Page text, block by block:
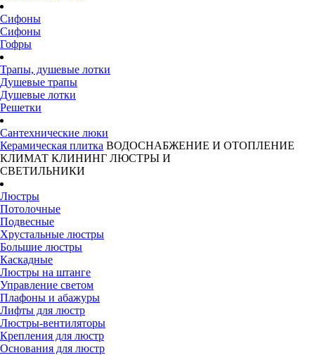
Сифоны
Сифоны
Гофры
Трапы, душевые лотки
Душевые трапы
Душевые лотки
Решетки
Сантехнические люки
Керамическая плитка ВОДОСНАБЖЕНИЕ И ОТОПЛЕНИЕ
КЛИМАТ КЛИНИНГ ЛЮСТРЫ И
СВЕТИЛЬНИКИ
Люстры
Потолочные
Подвесные
Хрустальные люстры
Большие люстры
Каскадные
Люстры на штанге
Управление светом
Плафоны и абажуры
Лифты для люстр
Люстры-вентиляторы
Крепления для люстр
Основания для люстр